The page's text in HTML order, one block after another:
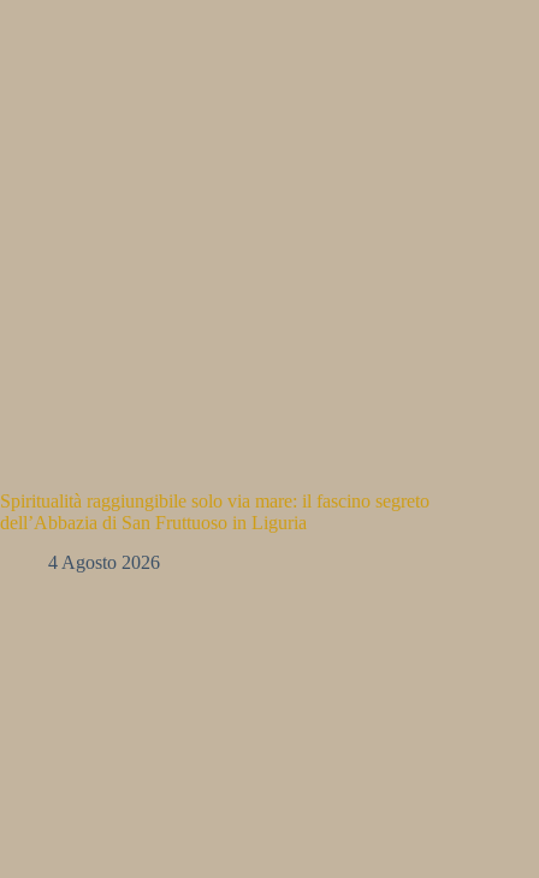
Spiritualità raggiungibile solo via mare: il fascino segreto
dell’Abbazia di San Fruttuoso in Liguria
4 Agosto 2026